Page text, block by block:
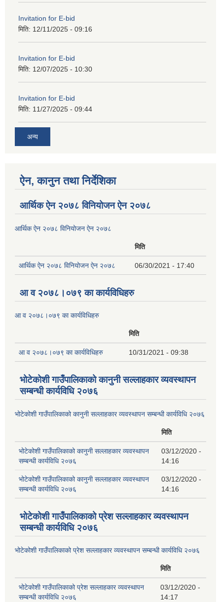
Invitation for E-bid
मिति: 12/11/2025 - 09:16
Invitation for E-bid
मिति: 12/07/2025 - 10:30
Invitation for E-bid
मिति: 11/27/2025 - 09:44
अन्य
ऐन, कानुन तथा निर्देशिका
आर्थिक ऐन २०७८ विनियोजन ऐन २०७८
आर्थिक ऐन २०७८ विनियोजन ऐन २०७८
मिति
आर्थिक ऐन २०७८ विनियोजन ऐन २०७८ 06/30/2021 - 17:40
आ व २०७८।०७९ का कार्यविधिहरु
आ व २०७८।०७९ का कार्यविधिहरु
मिति
आ व २०७८।०७९ का कार्यविधिहरु 10/31/2021 - 09:38
भोटेकोशी गाउँपालिकाको कानुनी सल्लाहकार व्यवस्थापन
सम्बन्धी कार्यविधि २०७६
भोटेकोशी गाउँपालिकाको कानुनी सल्लाहकार व्यवस्थापन सम्बन्धी कार्यविधि २०७६
मिति
भोटेकोशी गाउँपालिकाको कानुनी सल्लाहकार व्यवस्थापन
सम्बन्धी कार्यविधि २०७६
03/12/2020 -
14:16
भोटेकोशी गाउँपालिकाको कानुनी सल्लाहकार व्यवस्थापन
सम्बन्धी कार्यविधि २०७६
03/12/2020 -
14:16
भोटेकोशी गाउँपालिकाको प्रेश सल्लाहकार व्यवस्थापन
सम्बन्धी कार्यविधि २०७६
भोटेकोशी गाउँपालिकाको प्रेश सल्लाहकार व्यवस्थापन सम्बन्धी कार्यविधि २०७६
मिति
भोटेकोशी गाउँपालिकाको प्रेश सल्लाहकार व्यवस्थापन
सम्बन्धी कार्यविधि २०७६
03/12/2020 -
14:17